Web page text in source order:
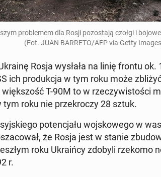
pro­ble­mem dla Rosji po­zo­sta­ją czołgi i
(Fot. JUAN BARRETO/AFP via Getty
Rosja wysłała na linię frontu
ich pro­duk­cja w tym roku może
T-90M to w rze­czy­wi­sto­ści
roku nie prze­kro­czy 28 sztuk.
po­ten­cja­łu woj­sko­we­go w
że Rosja jest w stanie
roku Ukra­iń­cy zdobyli rzekomo
r.